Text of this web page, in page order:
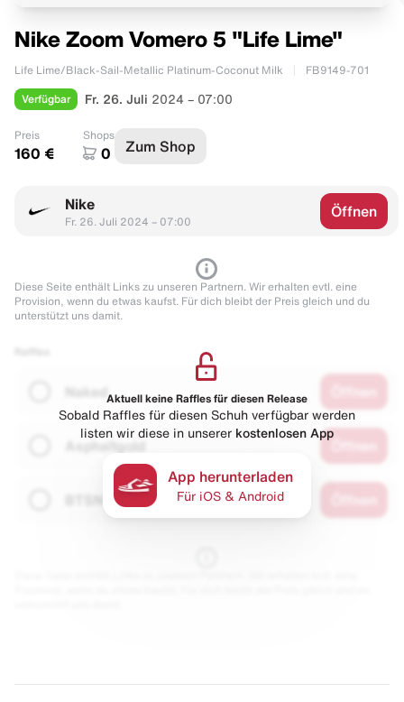
Nike Zoom Vomero 5 "Life Lime"
Life Lime/Black-Sail-Metallic Platinum-Coconut Milk FB9149-701
Verfügbar Fr. 26. Juli 2024 – 07:00
Preis
160 €
Shops
0 Zum Shop
Nike
Fr. 26. Juli 2024 – 07:00
Öffnen
Diese Seite enthält Links zu unseren Partnern. Wir erhalten evtl. eine
Provision, wenn du etwas kaufst. Für dich bleibt der Preis gleich und du
unterstützt uns damit.
Naked
Asphaltgold
Aktuell keine Raffles für diesen Release
Sobald Raffles für diesen Schuh verfügbar werden
listen wir diese in unserer kostenlosen App
App herunterladen
Für iOS & Android